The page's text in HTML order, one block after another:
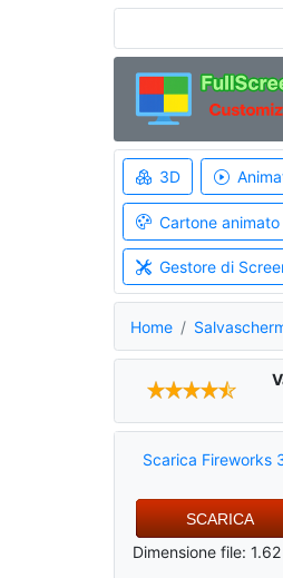
3D
Cartone animato
Gestore di
Home
Scarica Fireworks
SCARICA
Dimensione file: